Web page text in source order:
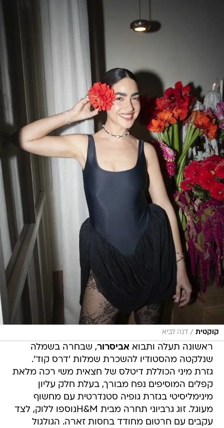
קוקטית / דנה לביא
ראשונה תעלה ותבוא אביסרור, שבחרה בשמלה
שנלקטה מהסטודיו להשכרת שמלות 'דרס קוד'.
גזרת מיני הכוללת דיטלס של חצאית משי רכה מלאת
קפלים המוסיפים נפח מבורך, בעלת חלק עליון
מינימליסיטי בגזרת גופיה סטנדרטית עם מחשוף
מעוגל. זוג גרביוני תחרה מבית H&Mנוספו ללוק, לצד
עקבים עם חרטום מחודד בחסות זארה. הגולגול